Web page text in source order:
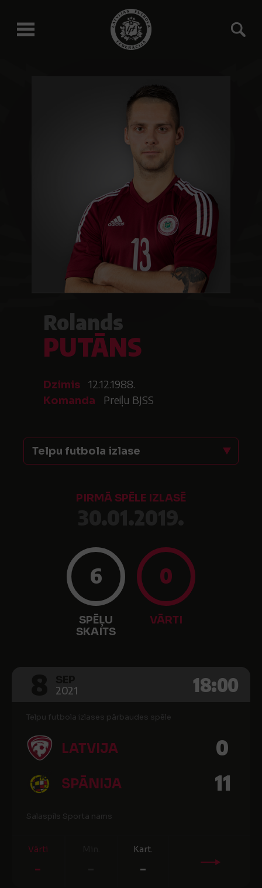
Rolands
PUTĀNS
Dzimis 12.12.1988.
Komanda Preiļu BJSS
Telpu futbola izlase
PIRMĀ SPĒLE IZLASĒ
6
SPĒĻU
SKAITS
0
VĀRTI
2021 18:00
Telpu futbola izlases pārbaudes spēle
LATVIJA 0
SPĀNIJA 11
Salaspils Sporta nams
Vārti
-
Kart.
-